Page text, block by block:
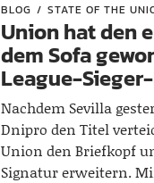
BLOG STATE OF THE
Union hat den
dem Sofa
League-
Nachdem Sevilla
Dnipro den Titel
Union den Briefkopf
Signatur erweitern.